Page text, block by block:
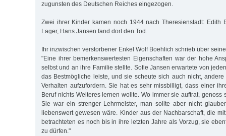
zugunsten des Deutschen Reiches eingezogen.
Zwei ihrer Kinder kamen noch 1944 nach Theresienstadt: Edith
Lager, Hans Jansen fand dort den Tod.
Ihr inzwischen verstorbener Enkel Wolf Boehlich schrieb über
"Eine ihrer bemerkenswertesten Eigenschaften war der hohe
selbst und an ihre Familie stellte. Sofie Jansen erwartete von
das Bestmögliche leiste, und sie scheute sich auch nicht,
Verhalten aufzufordern. Sie hat es sehr missbilligt, dass einer
Beruf nichts Weiteres lernen wollte. Wo immer sie auftrat, genoss
Sie war ein strenger Lehrmeister, man sollte aber nicht
liebenswert gewesen wäre. Kinder aus der Nachbarschaft, die
betrachteten es noch bis in ihre letzten Jahre als Vorzug, sie
zu dürfen."